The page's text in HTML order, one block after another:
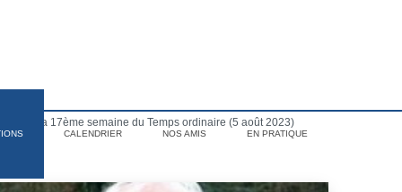
CALENDRIER NOS AMIS EN PRATIQUE
de la 17ème semaine du Temps ordinaire (5 août 2023)